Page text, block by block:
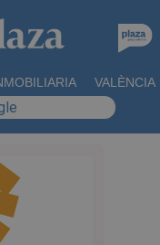
VALÈNCIA